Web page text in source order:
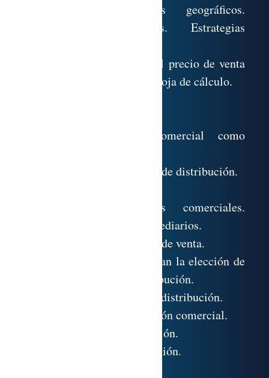
Estrategias de precios geográficos.
Estrategias diferenciales. Estrategias
6.9. Cálculo de costes y del precio de venta
del producto, utilizando la hoja de cálculo.
7.1. La distribución comercial como
7.2. Objetivos de la política de distribución.
7.4. Los intermediarios comerciales.
Funciones y tipos de intermediarios.
7.5. Los diferentes métodos de venta.
7.6. Factores que condicionan la elección de
la forma y el canal de distribución.
7.7. Formas comerciales de distribución.
7.8. Formas de intermediación comercial.
7.9. Estrategias de distribución.
7.10. Los costes de distribución.